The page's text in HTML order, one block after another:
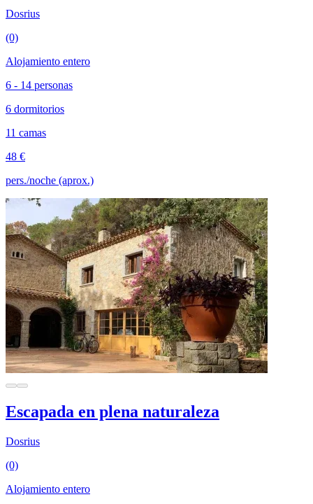
Dosrius
(0)
Alojamiento entero
6 - 14 personas
6 dormitorios
11 camas
48 €
pers./noche (aprox.)
Escapada en plena naturaleza
Dosrius
(0)
Alojamiento entero